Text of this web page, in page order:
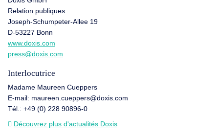
Relation publiques
Joseph-Schumpeter-Allee 19
D-53227 Bonn
www.doxis.com
press@doxis.com
Interlocutrice
Madame Maureen Cueppers
E-mail: maureen.cueppers@doxis.com
Tél.: +49 (0) 228 90896-0
Découvrez plus d'actualités Doxis